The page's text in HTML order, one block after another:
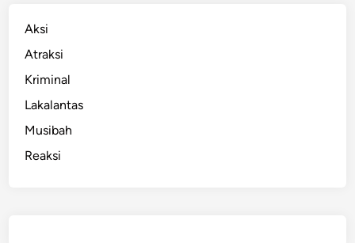
Aksi
Atraksi
Kriminal
Lakalantas
Musibah
Reaksi